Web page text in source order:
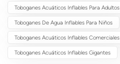
Toboganes Acuáticos Inflables Para Adultos
Toboganes De Agua Inflables Para Niños
Toboganes Acuáticos Inflables Comerciales
Toboganes Acuáticos Inflables Gigantes